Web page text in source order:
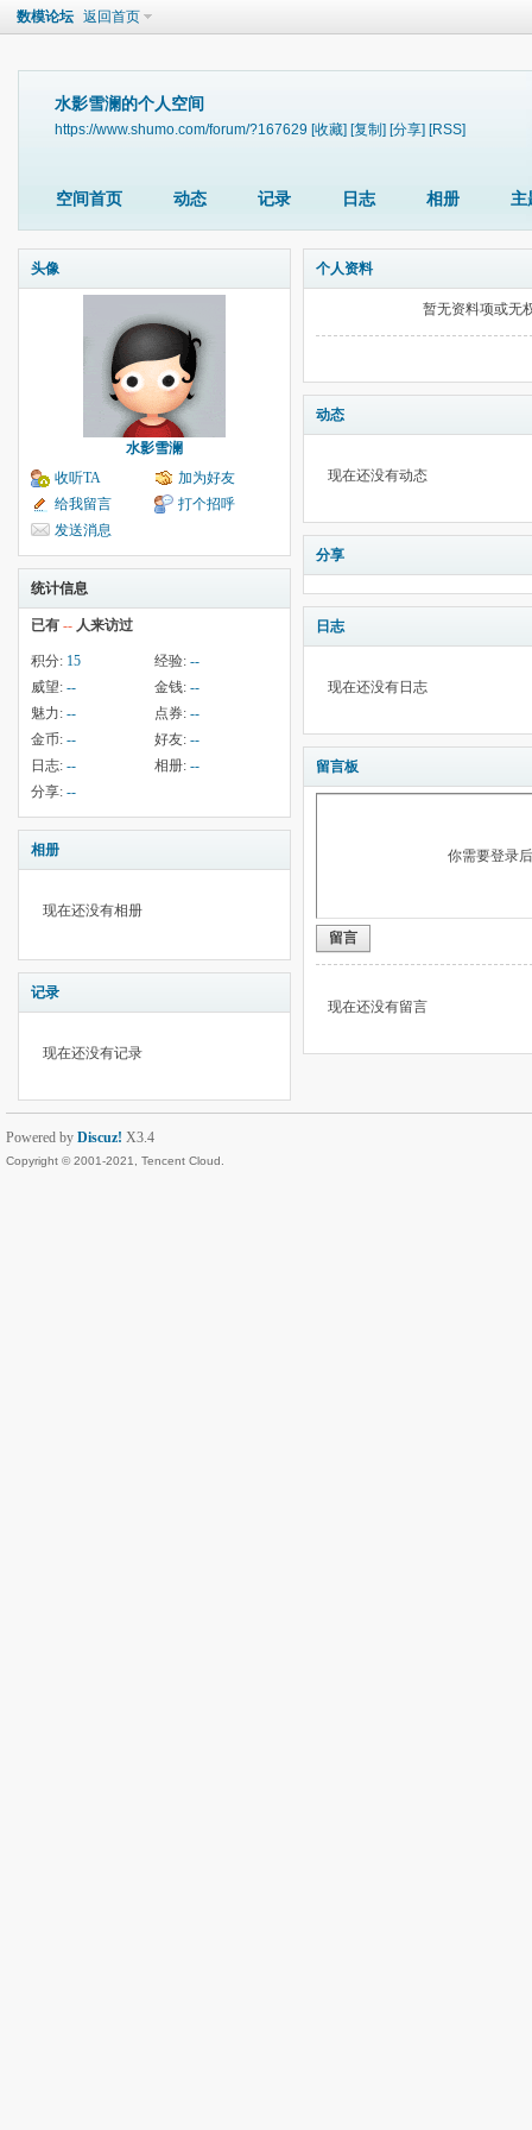
数模论坛 返回首页
水影雪澜的个人空间
https://www.shumo.com/forum/?167629 [收藏] [复制] [分享] [RSS]
空间首页 动态 记录 日志 相册 主
头像
水影雪澜
收听TA
加为好友
给我留言
打个招呼
发送消息
统计信息
已有 -- 人来访过
积分: 15 经验: --
威望: -- 金钱: --
魅力: -- 点券: --
金币: -- 好友: --
日志: -- 相册: --
分享: --
相册
现在还没有相册
记录
现在还没有记录
个人资料
暂无资料项或无
动态
现在还没有动态
分享
日志
现在还没有日志
留言板
你需要登录
留言
现在还没有留言
Powered by Discuz! X3.4
Copyright © 2001-2021, Tencent Cloud.